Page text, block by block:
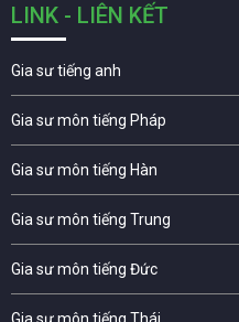
LINK - LIÊN KẾT
Gia sư tiếng anh
Gia sư môn tiếng Pháp
Gia sư môn tiếng Hàn
Gia sư môn tiếng Trung
Gia sư môn tiếng Đức
Gia sư môn tiếng Thái